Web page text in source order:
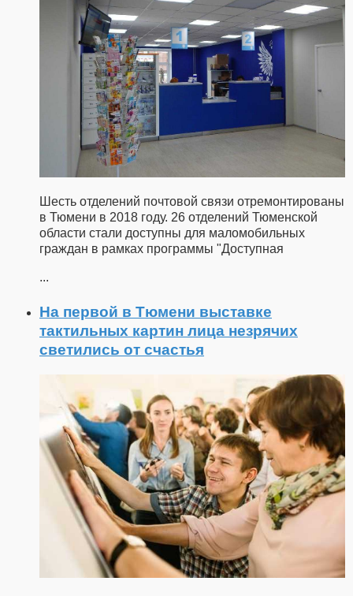
Шесть отделений почтовой связи отремонтированы
в Тюмени в 2018 году. 26 отделений Тюменской
области стали доступны для маломобильных
граждан в рамках программы "Доступная
...
На первой в Тюмени выставке
тактильных картин лица незрячих
светились от счастья